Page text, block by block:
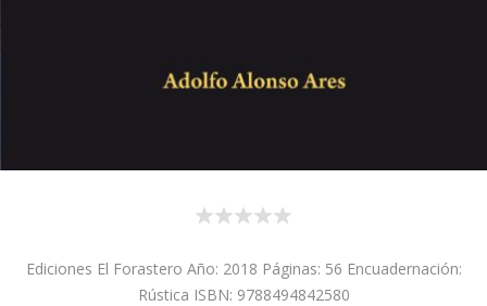
Ediciones El Forastero Año: 2018 Páginas: 56 Encuadernación:
Rústica ISBN: 9788494842580